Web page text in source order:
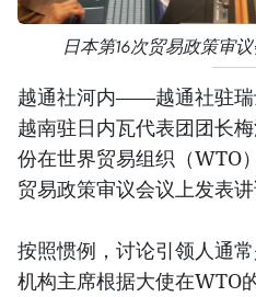
日本第16次贸易政策审
越通社河内——越通社驻瑞
越南驻日内瓦代表团团长
份在世界贸易组织（WTO
贸易政策审议会议上发表讲
按照惯例，讨论引领人通
机构主席根据大使在WTO